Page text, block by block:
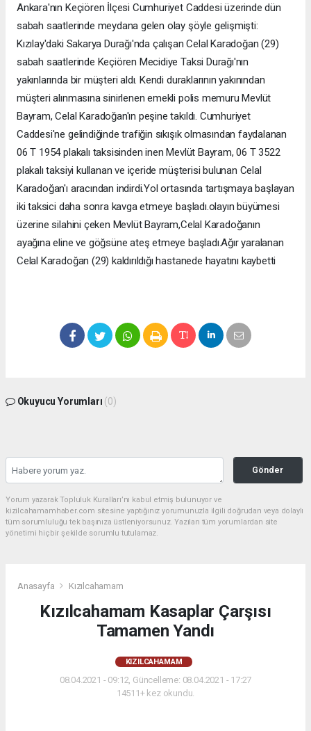
Ankara'nın Keçiören İlçesi Cumhuriyet Caddesi üzerinde dün
sabah saatlerinde meydana gelen olay şöyle gelişmişti:
Kızılay'daki Sakarya Durağı'nda çalışan Celal Karadoğan (29)
sabah saatlerinde Keçiören Mecidiye Taksi Durağı'nın
yakınlarında bir müşteri aldı. Kendi duraklarının yakınından
müşteri alınmasına sinirlenen emekli polis memuru Mevlüt
Bayram, Celal Karadoğan'ın peşine takıldı. Cumhuriyet
Caddesi'ne gelindiğinde trafiğin sıkışık olmasından faydalanan
06 T 1954 plakalı taksisinden inen Mevlüt Bayram, 06 T 3522
plakalı taksiyi kullanan ve içeride müşterisi bulunan Celal
Karadoğan'ı aracından indirdi.Yol ortasında tartışmaya başlayan
iki taksici daha sonra kavga etmeye başladı.olayın büyümesi
üzerine silahini çeken Mevlüt Bayram,Celal Karadoğanın
ayağına eline ve göğsüne ateş etmeye başladı.Ağır yaralanan
Celal Karadoğan (29) kaldırıldığı hastanede hayatını kaybetti
Okuyucu Yorumları (0)
Gönder
Yorum yazarak Topluluk Kuralları’nı kabul etmiş bulunuyor ve
kizilcahamamhaber.com sitesine yaptığınız yorumunuzla ilgili doğrudan veya dolaylı
tüm sorumluluğu tek başınıza üstleniyorsunuz. Yazılan tüm yorumlardan site
yönetimi hiçbir şekilde sorumlu tutulamaz.
Anasayfa Kızılcahamam
Kızılcahamam Kasaplar Çarşısı
Tamamen Yandı
KIZILCAHAMAM
08.04.2021 - 09:12, Güncelleme: 08.04.2021 - 17:27
14511+ kez okundu.